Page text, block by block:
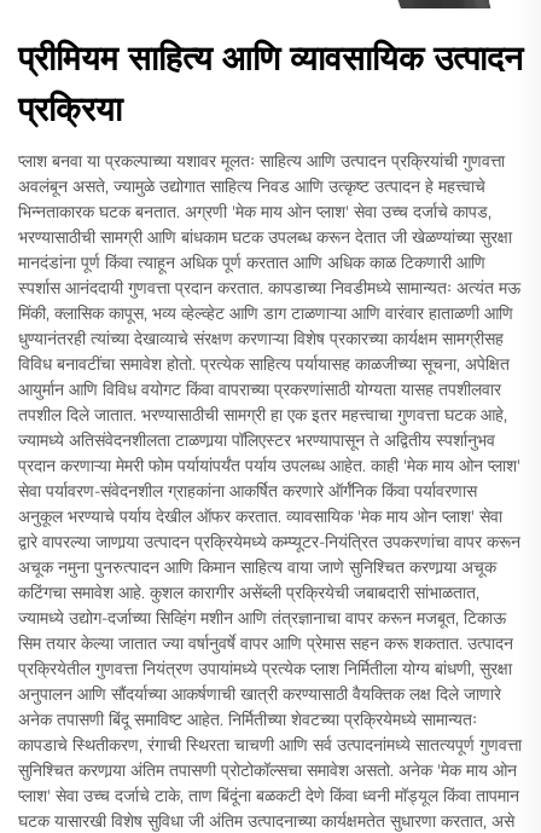
प्रीमियम साहित्य आणि व्यावसायिक उत्पादन
प्रक्रिया
प्लाश बनवा या प्रकल्पाच्या यशावर मूलतः साहित्य आणि उत्पादन प्रक्रियांची गुणवत्ता
अवलंबून असते, ज्यामुळे उद्योगात साहित्य निवड आणि उत्कृष्ट उत्पादन हे महत्त्वाचे
भिन्नताकारक घटक बनतात. अग्रणी 'मेक माय ओन प्लाश' सेवा उच्च दर्जाचे कापड,
भरण्यासाठीची सामग्री आणि बांधकाम घटक उपलब्ध करून देतात जी खेळण्यांच्या सुरक्षा
मानदंडांना पूर्ण किंवा त्याहून अधिक पूर्ण करतात आणि अधिक काळ टिकणारी आणि
स्पर्शास आनंददायी गुणवत्ता प्रदान करतात. कापडाच्या निवडीमध्ये सामान्यतः अत्यंत मऊ
मिंकी, क्लासिक कापूस, भव्य व्हेल्व्हेट आणि डाग टाळणाऱ्या आणि वारंवार हाताळणी आणि
धुण्यानंतरही त्यांच्या देखाव्याचे संरक्षण करणाऱ्या विशेष प्रकारच्या कार्यक्षम सामग्रीसह
विविध बनावटींचा समावेश होतो. प्रत्येक साहित्य पर्यायासह काळजीच्या सूचना, अपेक्षित
आयुर्मान आणि विविध वयोगट किंवा वापराच्या प्रकरणांसाठी योग्यता यासह तपशीलवार
तपशील दिले जातात. भरण्यासाठीची सामग्री हा एक इतर महत्त्वाचा गुणवत्ता घटक आहे,
ज्यामध्ये अतिसंवेदनशीलता टाळणार्‍या पॉलिएस्टर भरण्यापासून ते अद्वितीय स्पर्शानुभव
प्रदान करणाऱ्या मेमरी फोम पर्यायांपर्यंत पर्याय उपलब्ध आहेत. काही 'मेक माय ओन प्लाश'
सेवा पर्यावरण-संवेदनशील ग्राहकांना आकर्षित करणारे ऑर्गॅनिक किंवा पर्यावरणास
अनुकूल भरण्याचे पर्याय देखील ऑफर करतात. व्यावसायिक 'मेक माय ओन प्लाश' सेवा
द्वारे वापरल्या जाणार्‍या उत्पादन प्रक्रियेमध्ये कम्प्यूटर-नियंत्रित उपकरणांचा वापर करून
अचूक नमुना पुनरुत्पादन आणि किमान साहित्य वाया जाणे सुनिश्चित करणार्‍या अचूक
कटिंगचा समावेश आहे. कुशल कारागीर असेंब्ली प्रक्रियेची जबाबदारी सांभाळतात,
ज्यामध्ये उद्योग-दर्जाच्या सिव्हिंग मशीन आणि तंत्रज्ञानाचा वापर करून मजबूत, टिकाऊ
सिम तयार केल्या जातात ज्या वर्षानुवर्षे वापर आणि प्रेमास सहन करू शकतात. उत्पादन
प्रक्रियेतील गुणवत्ता नियंत्रण उपायांमध्ये प्रत्येक प्लाश निर्मितीला योग्य बांधणी, सुरक्षा
अनुपालन आणि सौंदर्याच्या आकर्षणाची खात्री करण्यासाठी वैयक्तिक लक्ष दिले जाणारे
अनेक तपासणी बिंदू समाविष्ट आहेत. निर्मितीच्या शेवटच्या प्रक्रियेमध्ये सामान्यतः
कापडाचे स्थितीकरण, रंगाची स्थिरता चाचणी आणि सर्व उत्पादनांमध्ये सातत्यपूर्ण गुणवत्ता
सुनिश्चित करणार्‍या अंतिम तपासणी प्रोटोकॉल्सचा समावेश असतो. अनेक 'मेक माय ओन
प्लाश' सेवा उच्च दर्जाचे टाके, ताण बिंदूंना बळकटी देणे किंवा ध्वनी मॉड्यूल किंवा तापमान
घटक यासारखी विशेष सुविधा जी अंतिम उत्पादनाच्या कार्यक्षमतेत सुधारणा करतात, असे